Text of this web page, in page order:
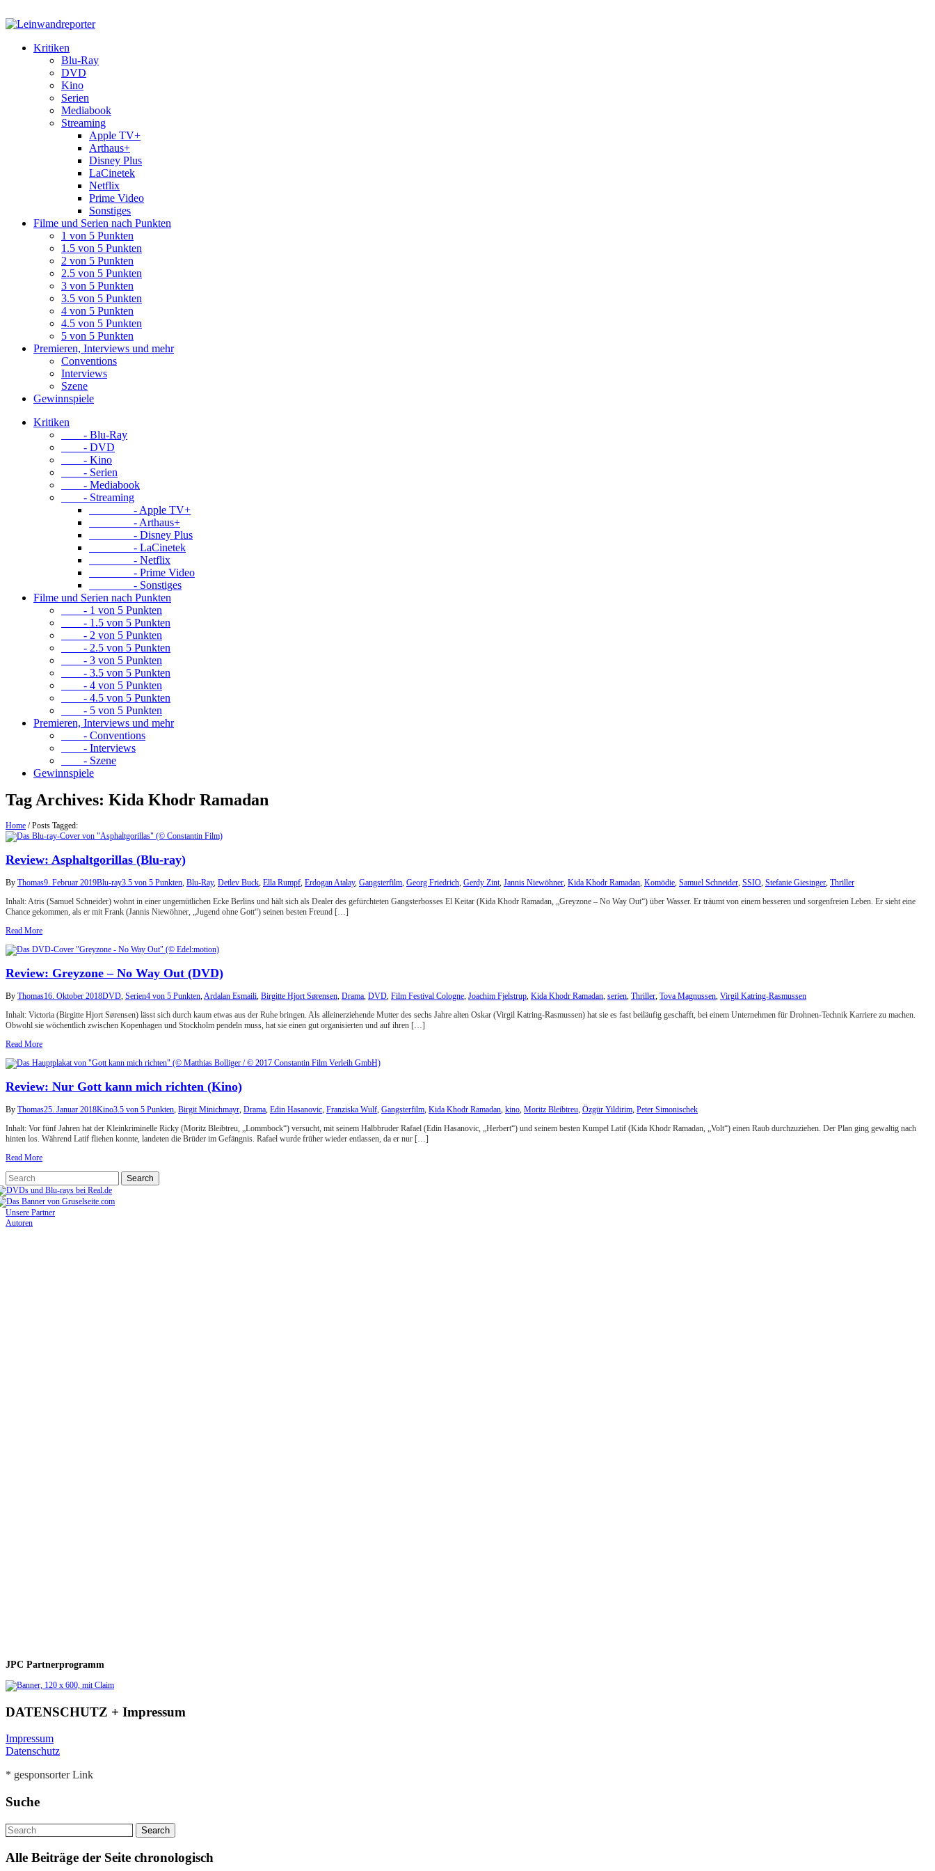
Kritiken
Blu-Ray
DVD
Kino
Serien
Mediabook
Streaming
Apple TV+
Arthaus+
Disney Plus
LaCinetek
Netflix
Prime Video
Sonstiges
Filme und Serien nach Punkten
1 von 5 Punkten
1.5 von 5 Punkten
2 von 5 Punkten
2.5 von 5 Punkten
3 von 5 Punkten
3.5 von 5 Punkten
4 von 5 Punkten
4.5 von 5 Punkten
5 von 5 Punkten
Premieren, Interviews und mehr
Conventions
Interviews
Szene
Gewinnspiele
Kritiken
- Blu-Ray
- DVD
- Kino
- Serien
- Mediabook
- Streaming
- Apple TV+
- Arthaus+
- Disney Plus
- LaCinetek
- Netflix
- Prime Video
- Sonstiges
Filme und Serien nach Punkten
- 1 von 5 Punkten
- 1.5 von 5 Punkten
- 2 von 5 Punkten
- 2.5 von 5 Punkten
- 3 von 5 Punkten
- 3.5 von 5 Punkten
- 4 von 5 Punkten
- 4.5 von 5 Punkten
- 5 von 5 Punkten
Premieren, Interviews und mehr
- Conventions
- Interviews
- Szene
Gewinnspiele
Tag Archives: Kida Khodr Ramadan
Home /Posts Tagged:
Review: Asphaltgorillas (Blu-ray)
By Thomas9. Februar 2019Blu-ray3.5 von 5 Punkten, Blu-Ray, Detlev Buck, Ella Rumpf, Erdogan Atalay, Gangsterfilm, Georg Friedrich, Gerdy Zint, Jannis Niewöhner, Kida Khodr Ramadan, Komödie, Samuel Schneider, SSIO, Stefanie Giesinger, Thriller
Inhalt: Atris (Samuel Schneider) wohnt in einer ungemütlichen Ecke Berlins und hält sich als Dealer des gefürchteten Gangsterbosses El Keitar (Kida Khodr Ramadan, „Greyzone – No Way Out“) über Wasser. Er träumt von einem besseren und sorgenfreien Leben. Er sieht eine
Chance gekommen, als er mit Frank (Jannis Niewöhner, „Jugend ohne Gott“) seinen besten Freund […]
Read More
Review: Greyzone – No Way Out (DVD)
By Thomas16. Oktober 2018DVD, Serien4 von 5 Punkten,Ardalan Esmaili, Birgitte Hjort Sørensen, Drama, DVD, Film Festival Cologne, Joachim Fjelstrup, Kida Khodr Ramadan, serien, Thriller, Tova Magnussen, Virgil Katring-Rasmussen
Inhalt: Victoria (Birgitte Hjort Sørensen) lässt sich durch kaum etwas aus der Ruhe bringen. Als alleinerziehende Mutter des sechs Jahre alten Oskar (Virgil Katring-Rasmussen) hat sie es fast beiläufig geschafft, bei einem Unternehmen für Drohnen-Technik Karriere zu machen.
Obwohl sie wöchentlich zwischen Kopenhagen und Stockholm pendeln muss, hat sie einen gut organisierten und auf ihren […]
Read More
Review: Nur Gott kann mich richten (Kino)
By Thomas25. Januar 2018Kino3.5 von 5 Punkten Birgit Minichmayr Drama Edin Hasanovic Franziska Wulf Gangsterfilm Kida Khodr Ramadan kino Moritz Bleibtreu Özgür Yildirim Peter Simonischek
Inhalt: Vor fünf Jahren hat der Kleinkriminelle Ricky (Moritz Bleibtreu, „Lommbock“) versucht, mit seinem Halbbruder Rafael (Edin Hasanovic, „Herbert“) und seinem besten Kumpel Latif (Kida Khodr Ramadan, „Volt“) einen Raub durchzuziehen. Der Plan ging gewaltig nach
hinten los. Während Latif fliehen konnte, landeten die Brüder im Gefängnis. Rafael wurde früher wieder entlassen, da er nur […]
Read More
Unsere Partner
Autoren
JPC Partnerprogramm
DATENSCHUTZ + Impressum
Impressum
Datenschutz
* gesponsorter Link
Suche
Alle Beiträge der Seite chronologisch